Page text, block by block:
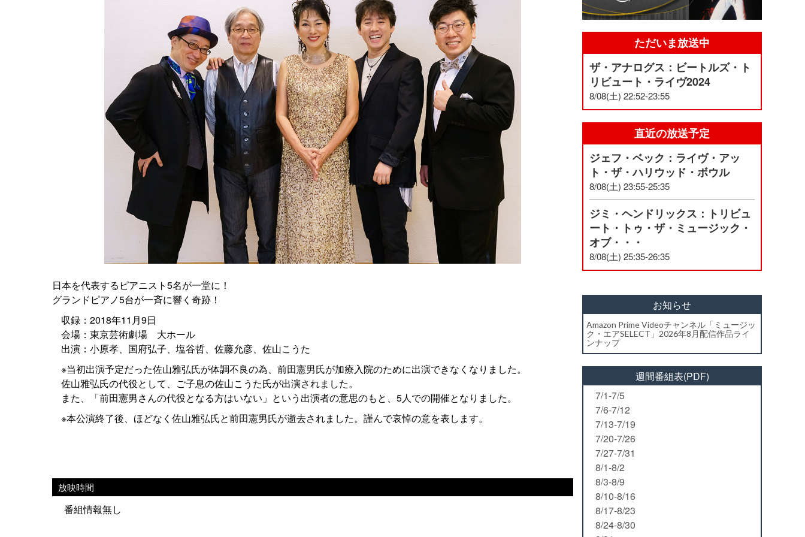
日本を代表するピアニスト5名が一堂に！
グランドピアノ5台が一斉に響く奇跡！
収録：2018年11月9日
会場：東京芸術劇場 大ホール
出演：小原孝、国府弘子、塩谷哲、佐藤允彦、佐山こうた
※当初出演予定だった佐山雅弘氏が体調不良の為、前田憲男氏が加療入院のために出演できなくなりました。
佐山雅弘氏の代役として、ご子息の佐山こうた氏が出演されました。
また、「前田憲男さんの代役となる方はいない」という出演者の意思のもと、5人での開催となりました。
※本公演終了後、ほどなく佐山雅弘氏と前田憲男氏が逝去されました。謹んで哀悼の意を表します。
放映時間
番組情報無し
ただいま放送中
ザ・アナログス：ビートルズ・ト
リビュート・ライヴ2024
8/08(土) 22:52-23:55
直近の放送予定
ジェフ・ベック：ライヴ・アッ
ト・ザ・ハリウッド・ボウル
8/08(土) 23:55-25:35
ジミ・ヘンドリックス：トリビュ
ート・トゥ・ザ・ミュージック・
オブ・・・
8/08(土) 25:35-26:35
お知らせ
Amazon Prime Videoチャンネル「ミュージッ
ク・エアSELECT」2026年8月配信作品ライ
ンナップ
週間番組表(PDF)
7/1-7/5
7/6-7/12
7/13-7/19
7/20-7/26
7/27-7/31
8/1-8/2
8/3-8/9
8/10-8/16
8/17-8/23
8/24-8/30